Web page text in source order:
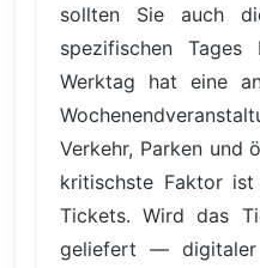
sollten Sie auch
spezifischen
Werktag hat eine
Verkehr, Parken und
kritischste Faktor
Tickets. Wird das
geliefert — digitaler